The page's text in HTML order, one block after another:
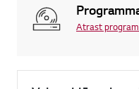
Atrast